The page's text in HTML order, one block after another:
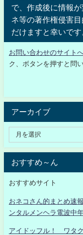
で、作成後に情報
ネ等の著作権侵害
だけますと幸いです
お問い合わせのサイト
ク、ボタンを押すと問
アーカイブ
おすすめ～ん
おすすめサイト
おネコさん的まとめ速
ンタルメンヘラ電波中
アイドッフル！ ワタ